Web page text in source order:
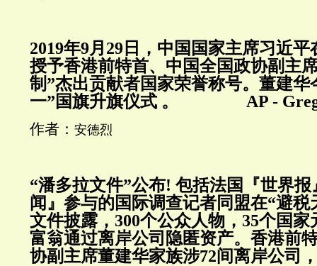
2019年9月29日，中国国家主席习近
授予香港前特首、中国全国政协副主
制”杰出贡献者国家荣誉称号。董建华
一”国旗升旗仪式 。
AP -
作者： 安德烈
“潘多拉文件”公布! 包括法国『世界
闻』参与的国际调查记者同盟在“避税
文件披露，300个公众人物，35个国家
富翁通过离岸公司隐匿资产。香港前
协副主席董建华家族涉72间离岸公司